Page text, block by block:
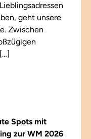
geht unsere
Zwischen
Spots mit
zur WM 2026